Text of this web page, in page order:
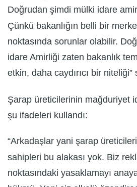
Doğrudan şimdi mülki idare
Çünkü bakanlığın belli bir
noktasında sorunlar olabilir.
idare Amirliği zaten bakanlık
etkin, daha caydırıcı bir
Şarap üreticilerinin mağduriyet
şu ifadeleri kullandı:
“Arkadaşlar yani şarap
sahipleri bu alakası yok. Biz
noktasındaki yasaklamayı